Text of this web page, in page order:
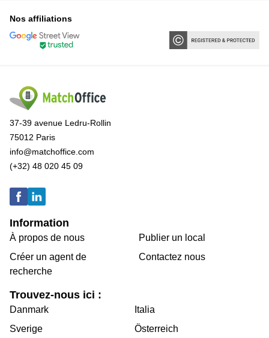
Nos affiliations
37-39 avenue Ledru-Rollin
75012 Paris
info@matchoffice.com
(+32) 48 020 45 09
Information
À propos de nous
Créer un agent de
recherche
Publier un local
Contactez nous
Trouvez-nous ici :
Danmark
Sverige
Italia
Österreich